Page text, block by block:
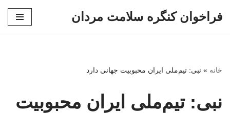
فراخوان کنگره سلامت مردان
خانه » نبی: تیم‌ملی ایران محبوبیت جهانی دارد
نبی: تیم‌ملی ایران محبوبیت